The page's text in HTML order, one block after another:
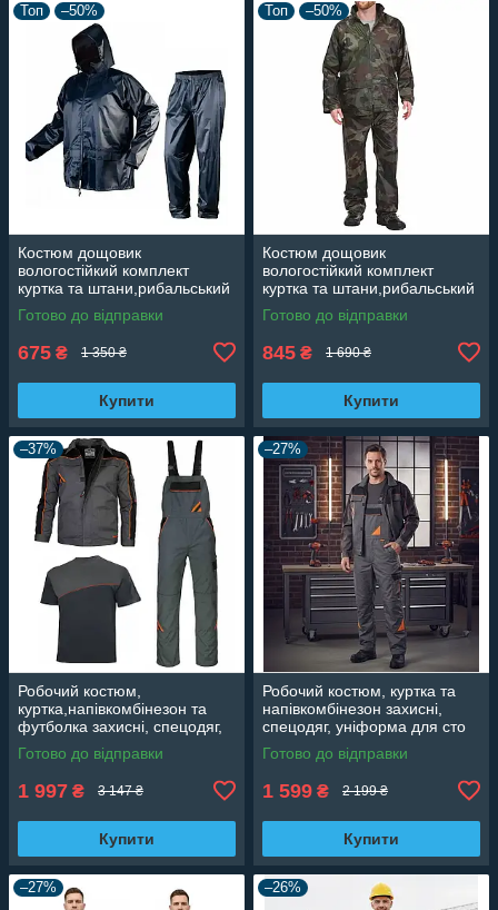
Топ –50%
Костюм дощовик
вологостійкий комплект
куртка та штани,рибальський
комплект
Готово до відправки
675 ₴ 1 350 ₴
Купити
Топ –50%
Костюм дощовик
вологостійкий комплект
куртка та штани,рибальський
комплект зелений
камуфляжний
Готово до відправки
845 ₴ 1 690 ₴
Купити
–37%
Робочий костюм,
куртка,напівкомбінезон та
футболка захисні, спецодяг,
уніформа для сто Польща
Professional
Готово до відправки
1 997 ₴ 3 147 ₴
Купити
–27%
Робочий костюм, куртка та
напівкомбінезон захисні,
спецодяг, уніформа для сто
Польща Professional
Готово до відправки
1 599 ₴ 2 199 ₴
Купити
–27% –26%